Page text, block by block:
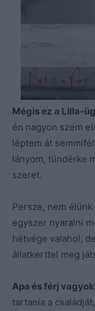
Mégis ez a Lilla-
én nagyon szem
léptem át
lányom, tündérke
szeret.
Persze, nem
egyszer nyaralni
hétvége valahol,
állatkerttel meg
Apa és férj
tartania a